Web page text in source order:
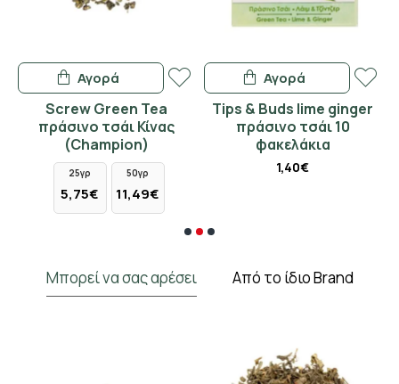
Screw Green Tea
πράσινο τσάι Κίνας
(Champion)
25γρ
5,75€
50γρ
11,49€
Αγορά
Tips & Buds lime ginger
πράσινο τσάι 10
φακελάκια
1,40€
Αγορά
Μπορεί να σας αρέσει Από το ίδιο Brand